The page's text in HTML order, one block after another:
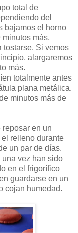
total de
del
bajamos el horno
minutos más,
tostarse. Si vemos
alargaremos
más.
totalmente antes
plana metálica.
minutos más de
en un
relleno durante
un par de días.
vez han sido
en el frigorífico
guardarse en un
cojan humedad.